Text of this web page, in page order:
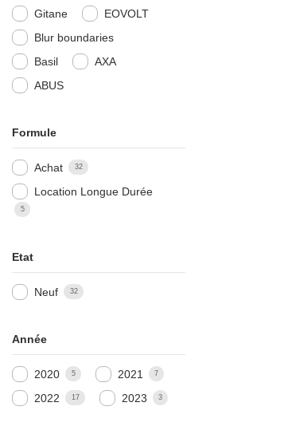
Gitane
EOVOLT
Blur boundaries
Basil
AXA
ABUS
Formule
Achat 32
Location Longue Durée
5
Etat
Neuf 32
Année
2020 5 2021 7
2022 17 2023 3